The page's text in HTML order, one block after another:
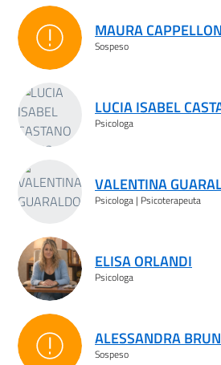
Sospeso
MAURA
Sospeso
LUCIA ISABEL
Psicologa
VALENTINA
Psicologa | Psicoterapeuta
ELISA ORLANDI
Psicologa
Sospeso
ALESSANDRA
Sospeso